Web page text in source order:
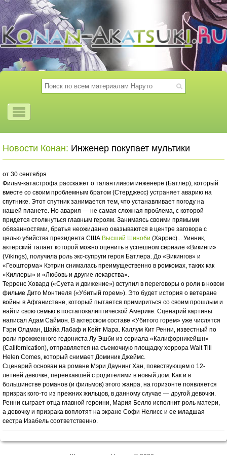
Новости Конан: Инженер покупает мультики
от 30 сентября
Фильм-катастрофа расскажет о талантливом инженере (Батлер), который
вместе со своим проблемным братом (Стерджесс) устраняет аварию на
спутнике. Этот спутник занимается тем, что устанавливает погоду на
нашей планете. Но авария — не самая сложная проблема, с которой
придется столкнуться главным героям. Занимаясь своими прямыми
обязанностями, братья неожиданно оказываются в центре заговора с
целью убийства президента США Высший Шиноби (Харрис)... Уинник,
актерский талант которой можно оценить в успешном сериале «Викинги»
(Vikings), получила роль экс-супруги героя Батлера. До «Викингов» и
«Геошторма» Кэтрин снималась преимущественно в ромкомах, таких как
«Киллеры» и «Любовь и другие лекарства».
Терренс Ховард («Суета и движение») вступил в переговоры о роли в новом
фильме Дито Монтиеля («Убитый горем»). Это будет история о ветеране
войны в Афганистане, который пытается примириться со своим прошлым и
найти свою семью в постапокалиптической Америке. Сценарий картины
написал Адам Саймон. В актерском составе «Убитого горем» уже числятся
Гэри Олдман, Шайа Лабаф и Кейт Мара. Каллум Кит Ренни, известный по
роли прожженного гедониста Лу Эшби из сериала «Калифорникейшн»
(Californication), отправляется на съемочную площадку хоррора Wait Till
Helen Comes, который снимает Доминик Джеймс.
Сценарий основан на романе Мэри Даунинг Хан, повествующем о 12-
летней девочке, переехавшей с родителями в новый дом. Как и в
большинстве романов (и фильмов) этого жанра, на горизонте появляется
призрак кого-то из прежних жильцов, в данному случае — другой девочки.
Ренни сыграет отца главной героини, Мария Белло исполнит роль матери,
а девочку и призрака воплотят на экране Софи Нелисс и ее младшая
сестра Изабель соответственно.